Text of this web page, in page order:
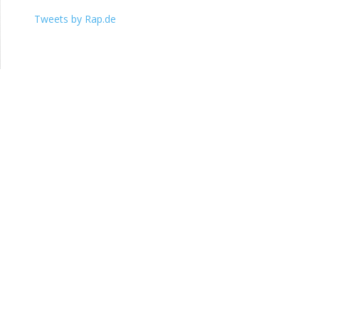
Tweets by Rap.de